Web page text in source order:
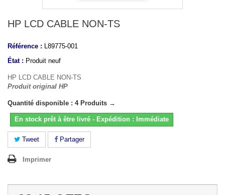
HP LCD CABLE NON-TS
Référence : L89775-001
État : Produit neuf
HP LCD CABLE NON-TS
Produit original HP
Quantité disponible : 4 Produits →
En stock prêt à être livré - Expédition : Immédiate
Tweet Partager
Imprimer